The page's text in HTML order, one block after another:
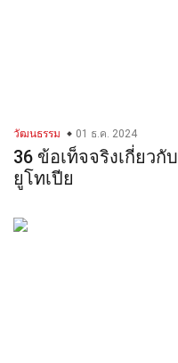
วัฒนธรรม 01 ธ.ค. 2024
36 ข้อเท็จจริงเกี่ยวกับ
ยูโทเปีย